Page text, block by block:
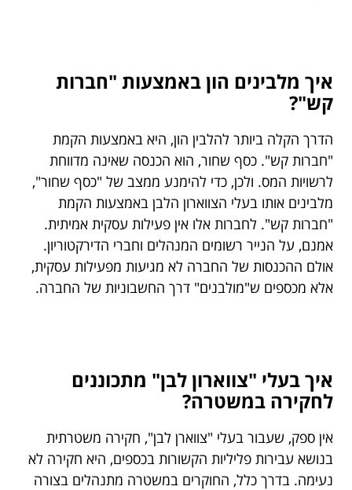
איך מלבינים הון באמצעות "חברות
קש"?
הדרך הקלה ביותר להלבין הון, היא באמצעות הקמת
"חברות קש". כסף שחור, הוא הכנסה שאינה מדווחת
לרשויות המס. ולכן, כדי להימנע ממצב של "כסף שחור",
מלבינים אותו בעלי הצווארון הלבן באמצעות הקמת
"חברות קש". לחברות אלו אין פעילות עסקית אמיתית.
אמנם, על הנייר רשומים המנהלים וחברי הדירקטוריון.
אולם ההכנסות של החברה לא מגיעות מפעילות עסקית,
אלא מכספים ש"מולבנים" דרך החשבוניות של החברה.
איך בעלי "צווארון לבן" מתכוננים
לחקירה במשטרה?
אין ספק, שעבור בעלי "צווארן לבן", חקירה משטרתית
בנושא עבירות פליליות הקשורות בכספים, היא חקירה לא
נעימה. בדרך כלל, החוקרים במשטרה מתנהלים בצורה